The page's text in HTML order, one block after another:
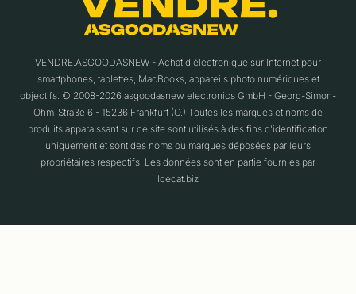
VENDRE.ASGOODASNEW - Achat d'électronique sur Internet pour
smartphones, tablettes, MacBooks, appareils photo numériques et
objectifs. © 2008-2026 asgoodasnew electronics GmbH - Georg-Simon-
Ohm-Straße 6 - 15236 Frankfurt (O.) Toutes les marques et noms de
produits apparaissant sur ce site sont utilisés à des fins d'identification
uniquement et sont des noms ou marques déposées par leurs
propriétaires respectifs. Les données sont en partie fournies par
Icecat.biz